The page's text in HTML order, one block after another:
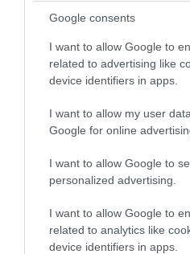
Google consents
I want to allow Google to
related to advertising like
device identifiers in apps.
I want to allow my user
Google for online
I want to allow Google to
personalized advertising.
I want to allow Google to
related to analytics like
device identifiers in apps.
Ο Γιάννης Αλαφούζος
Κωνσταντίνο Ζούλα από
απομάκρυνσής του